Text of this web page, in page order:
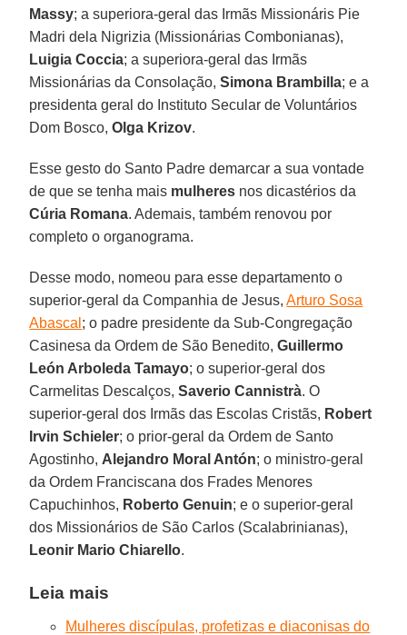
Massy; a superiora-geral das Irmãs Missionáris Pie
Madri dela Nigrizia (Missionárias Combonianas),
Luigia Coccia; a superiora-geral das Irmãs
Missionárias da Consolação,Simona Brambilla; e a
presidenta geral do Instituto Secular de Voluntários
Dom Bosco,Olga Krizov.
Esse gesto do Santo Padre demarcar a sua vontade
de que se tenha mais mulheres nos dicastérios da
Cúria Romana. Ademais, também renovou por
completo o organograma.
Desse modo, nomeou para esse departamento o
superior-geral da Companhia de Jesus,Arturo Sosa
Abascal ; o padre presidente da Sub-Congregação
Casinesa da Ordem de São Benedito,Guillermo
León Arboleda Tamayo; o superior-geral dos
Carmelitas Descalços,Saverio Cannistrà. O
superior-geral dos Irmãs das Escolas Cristãs, Robert
Irvin Schieler; o prior-geral da Ordem de Santo
Agostinho, Alejandro Moral Antón; o ministro-geral
da Ordem Franciscana dos Frades Menores
Capuchinhos, Roberto Genuin; e o superior-geral
dos Missionários de São Carlos (Scalabrinianas),
Leonir Mario Chiarello.
Leia mais
Mulheres discípulas, profetizas e diaconisas do